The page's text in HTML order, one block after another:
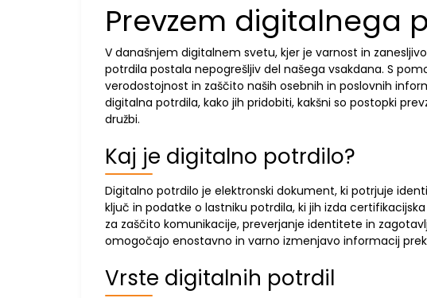
Prevzem digitalnega
V današnjem digitalnem svetu, kjer je varnost in
potrdila postala nepogrešljiv del našega vsakdana. S
verodostojnost in zaščito naših osebnih in poslovnih
digitalna potrdila, kako jih pridobiti, kakšni so postopki
družbi.
Kaj je digitalno potrdilo?
Digitalno potrdilo je elektronski dokument, ki potrjuje
ključ in podatke o lastniku potrdila, ki jih izda
za zaščito komunikacije, preverjanje identitete in
omogočajo enostavno in varno izmenjavo informacij
Vrste digitalnih potrdil